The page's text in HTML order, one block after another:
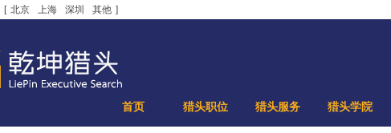
[ 北京 上海 深圳 其他 ]
首页 猎头职位 猎头服务 猎头学院